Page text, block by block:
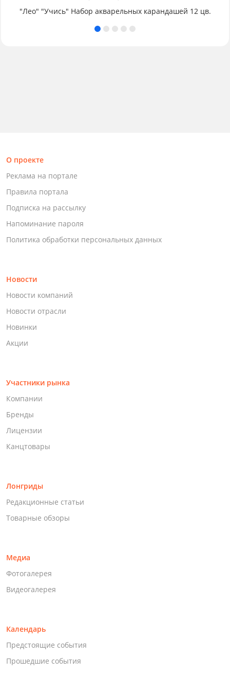
"Лео" "Учись" Набор акварельных карандашей 12 цв.
О проекте
Реклама на портале
Правила портала
Подписка на рассылку
Напоминание пароля
Политика обработки персональных данных
Новости
Новости компаний
Новости отрасли
Новинки
Акции
Участники рынка
Компании
Бренды
Лицензии
Канцтовары
Лонгриды
Редакционные статьи
Товарные обзоры
Медиа
Фотогалерея
Видеогалерея
Календарь
Предстоящие события
Прошедшие события